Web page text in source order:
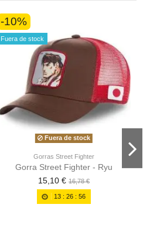
-10%
Fuera de stock
Fuera de stock
Gorras Street Fighter
Gorra Street Fighter - Ryu
15,10 € 16,78 €
13 :26 :55